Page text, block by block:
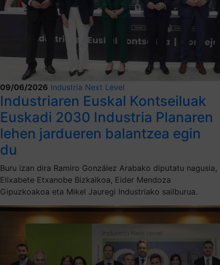
09/06/2026 Industria Next Level
Industriaren Euskal Kontseiluak
Euskadi 2030 Industria Planaren
lehen jardueren balantzea egin
du
Buru izan dira Ramiro González Arabako diputatu nagusia,
Elixabete Etxanobe Bizkaikoa, Eider Mendoza
Gipuzkoakoa eta Mikel Jauregi Industriako sailburua.